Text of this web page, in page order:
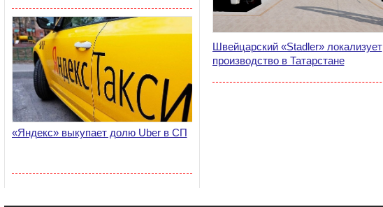
«Яндекс» выкупает долю Uber в СП
Швейцарский «Stadler» локализует
производство в Татарстане